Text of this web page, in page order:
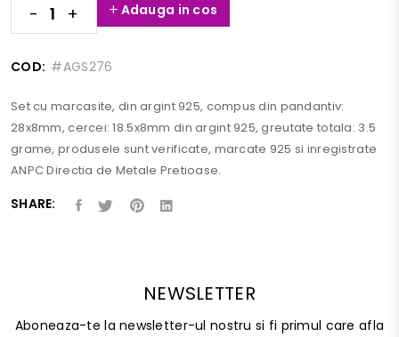
- + Adauga in cos
COD: #AGS276
Set cu marcasite, din argint 925, compus din pandantiv:
28x8mm, cercei: 18.5x8mm din argint 925, greutate totala: 3.5
grame, produsele sunt verificate, marcate 925 si inregistrate
ANPC Directia de Metale Pretioase.
SHARE:
NEWSLETTER
Aboneaza-te la newsletter-ul nostru si fi primul care afla